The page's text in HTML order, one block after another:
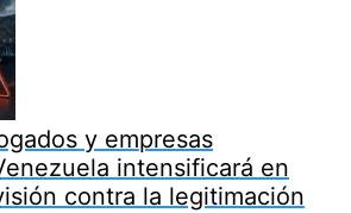
y empresas
intensificará en
contra la legitimación